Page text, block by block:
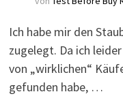
Ich habe mir den
zugelegt. Da ich
von „wirklichen“
gefunden habe, …